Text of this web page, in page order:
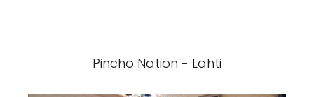
Pincho Nation - Lahti